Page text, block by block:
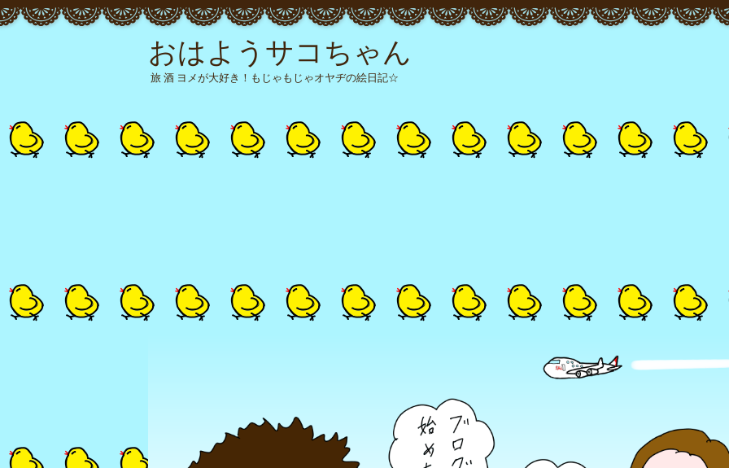
おはようサコちゃん
旅 酒 ヨメが大好き！もじゃもじゃオヤヂの絵日記☆